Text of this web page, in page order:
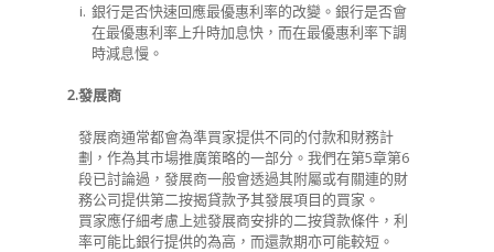
i. 銀行是否快速回應最優惠利率的改變。銀行是否會
在最優惠利率上升時加息快，而在最優惠利率下調
時減息慢。
2.發展商
發展商通常都會為準買家提供不同的付款和財務計
劃，作為其市場推廣策略的一部分。我們在第5章第6
段已討論過，發展商一般會透過其附屬或有關連的財
務公司提供第二按揭貸款予其發展項目的買家。
買家應仔細考慮上述發展商安排的二按貸款條件，利
率可能比銀行提供的為高，而還款期亦可能較短。